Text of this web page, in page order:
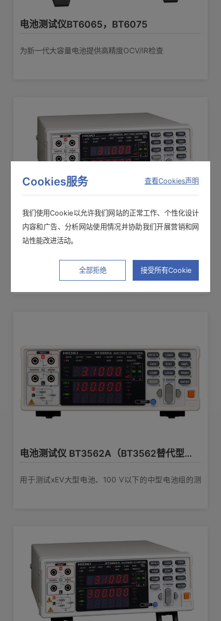
宽量程、高分辨率、适用于系统测试的电阻
电池测试仪BT6065，BT6075
为新一代大容量电池提供高精度OCV/IR检查
电池测试仪 BT3561A
用于动力的小型电池、60 V以下的小型电池组
电池测试仪 BT3562A（BT3562替代型号）
用于测试xEV大型电池、100 V以下的中型电池组的测
Cookies服务 查看Cookies声明
我们使用Cookie以允许我们网站的正常工作、个性化设计
内容和广告、分析网站使用情况并协助我们开展营销和网
站性能改进活动。
全部拒绝 接受所有Cookie